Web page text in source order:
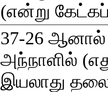
(என்று
37-26
அந்நாளில்
இயலாது தலை